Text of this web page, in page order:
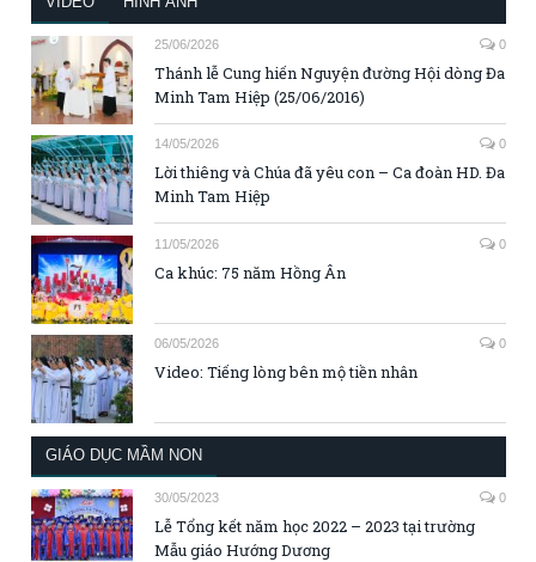
25/06/2026 0
Thánh lễ Cung hiến Nguyện đường Hội dòng Đa
Minh Tam Hiệp (25/06/2016)
14/05/2026 0
Lời thiêng và Chúa đã yêu con – Ca đoàn HD. Đa
Minh Tam Hiệp
11/05/2026 0
Ca khúc: 75 năm Hồng Ân
06/05/2026 0
Video: Tiếng lòng bên mộ tiền nhân
GIÁO DỤC MẦM NON
30/05/2023 0
Lễ Tổng kết năm học 2022 – 2023 tại trường
Mẫu giáo Hướng Dương